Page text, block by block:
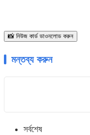
📸 নিউজ কার্ড ডাওনলোড করুন
মন্তব্য করুন
সর্বশেষ